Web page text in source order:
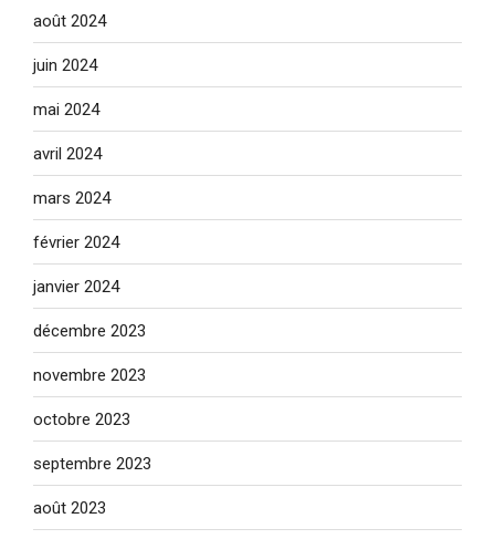
août 2024
juin 2024
mai 2024
avril 2024
mars 2024
février 2024
janvier 2024
décembre 2023
novembre 2023
octobre 2023
septembre 2023
août 2023